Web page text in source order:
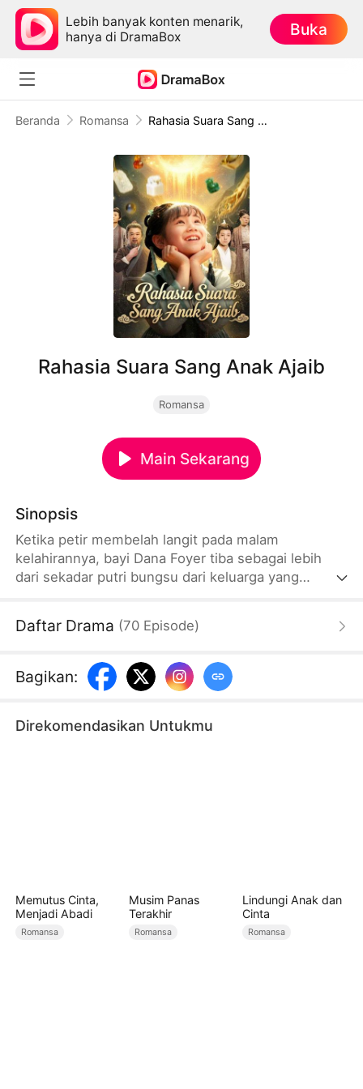
Lebih banyak konten menarik,
hanya di DramaBox
Buka
Beranda Romansa Rahasia Suara Sang Anak Ajaib
Rahasia Suara Sang Anak Ajaib
Romansa
Main Sekarang
Sinopsis
Ketika petir membelah langit pada malam
kelahirannya, bayi Dana Foyer tiba sebagai lebih
dari sekadar putri bungsu dari keluarga yang
karunia luar biasa untuk berbicara dengan hewan,
menyelamatkan keluarganya dari kemiskinan atau
menarik perhatian berbahaya dari mereka yang
Daftar Drama (70 Episode)
Bagikan:
Direkomendasikan Untukmu
Memutus Cinta,
Menjadi Abadi
Romansa
Musim Panas
Terakhir
Romansa
Lindungi Anak dan
Cinta
Romansa